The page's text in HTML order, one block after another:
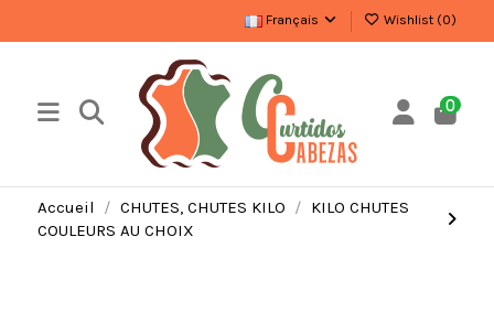
Français Wishlist (0)
0
Accueil CHUTES, CHUTES KILO
KILO CHUTES
COULEURS AU CHOIX